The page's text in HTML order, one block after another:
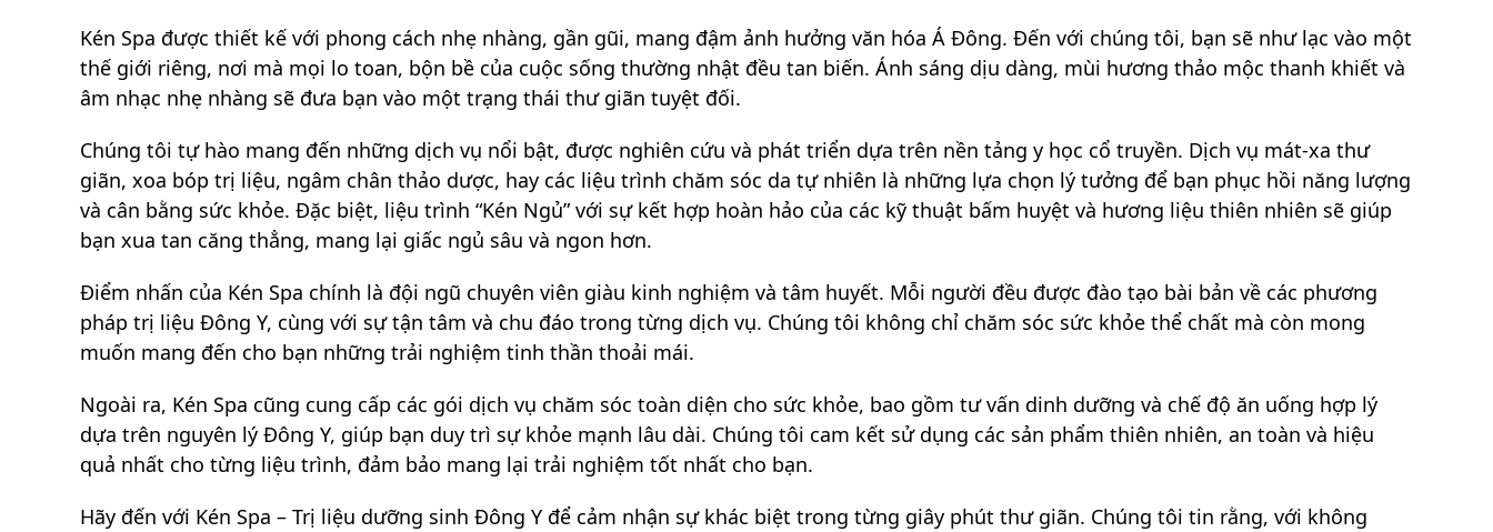
Kén Spa được thiết kế với phong cách nhẹ nhàng, gần gũi, mang đậm ảnh hưởng văn hóa Á Đông. Đến với chúng tôi, bạn sẽ như lạc vào một
thế giới riêng, nơi mà mọi lo toan, bộn bề của cuộc sống thường nhật đều tan biến. Ánh sáng dịu dàng, mùi hương thảo mộc thanh khiết và
âm nhạc nhẹ nhàng sẽ đưa bạn vào một trạng thái thư giãn tuyệt đối.
Chúng tôi tự hào mang đến những dịch vụ nổi bật, được nghiên cứu và phát triển dựa trên nền tảng y học cổ truyền. Dịch vụ mát-xa thư
giãn, xoa bóp trị liệu, ngâm chân thảo dược, hay các liệu trình chăm sóc da tự nhiên là những lựa chọn lý tưởng để bạn phục hồi năng lượng
và cân bằng sức khỏe. Đặc biệt, liệu trình “Kén Ngủ” với sự kết hợp hoàn hảo của các kỹ thuật bấm huyệt và hương liệu thiên nhiên sẽ giúp
bạn xua tan căng thẳng, mang lại giấc ngủ sâu và ngon hơn.
Điểm nhấn của Kén Spa chính là đội ngũ chuyên viên giàu kinh nghiệm và tâm huyết. Mỗi người đều được đào tạo bài bản về các phương
pháp trị liệu Đông Y, cùng với sự tận tâm và chu đáo trong từng dịch vụ. Chúng tôi không chỉ chăm sóc sức khỏe thể chất mà còn mong
muốn mang đến cho bạn những trải nghiệm tinh thần thoải mái.
Ngoài ra, Kén Spa cũng cung cấp các gói dịch vụ chăm sóc toàn diện cho sức khỏe, bao gồm tư vấn dinh dưỡng và chế độ ăn uống hợp lý
dựa trên nguyên lý Đông Y, giúp bạn duy trì sự khỏe mạnh lâu dài. Chúng tôi cam kết sử dụng các sản phẩm thiên nhiên, an toàn và hiệu
quả nhất cho từng liệu trình, đảm bảo mang lại trải nghiệm tốt nhất cho bạn.
Hãy đến với Kén Spa – Trị liệu dưỡng sinh Đông Y để cảm nhận sự khác biệt trong từng giây phút thư giãn. Chúng tôi tin rằng, với không